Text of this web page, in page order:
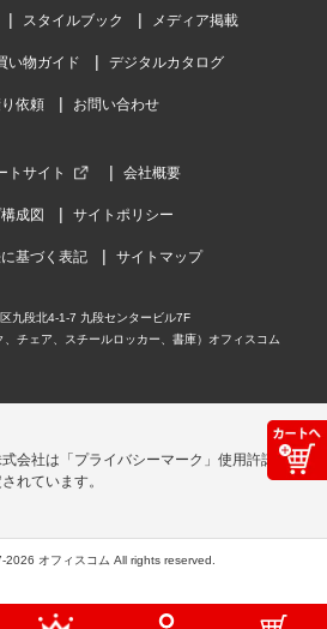
スタイルブック メディア掲載
い物ガイド デジタルカタログ
依頼 お問い合わせ
トサイト 会社概要
成図 サイトポリシー
基づく表記 サイトマップ
九段北4-1-7 九段センタービル7F
チェア、スチールロッカー、書庫）オフィスコム
会社は「プライバシーマーク」使用許諾事
れています。
2026 オフィスコム All rights reserved.